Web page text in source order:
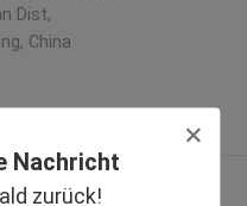
Nachricht
zurück!
Dist,
China
an